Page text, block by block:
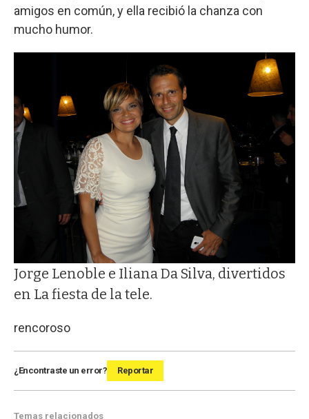
amigos en común, y ella recibió la chanza con
mucho humor.
Jorge Lenoble e Iliana Da Silva, divertidos
en La fiesta de la tele.
rencoroso
¿Encontraste un error? Reportar
Temas relacionados